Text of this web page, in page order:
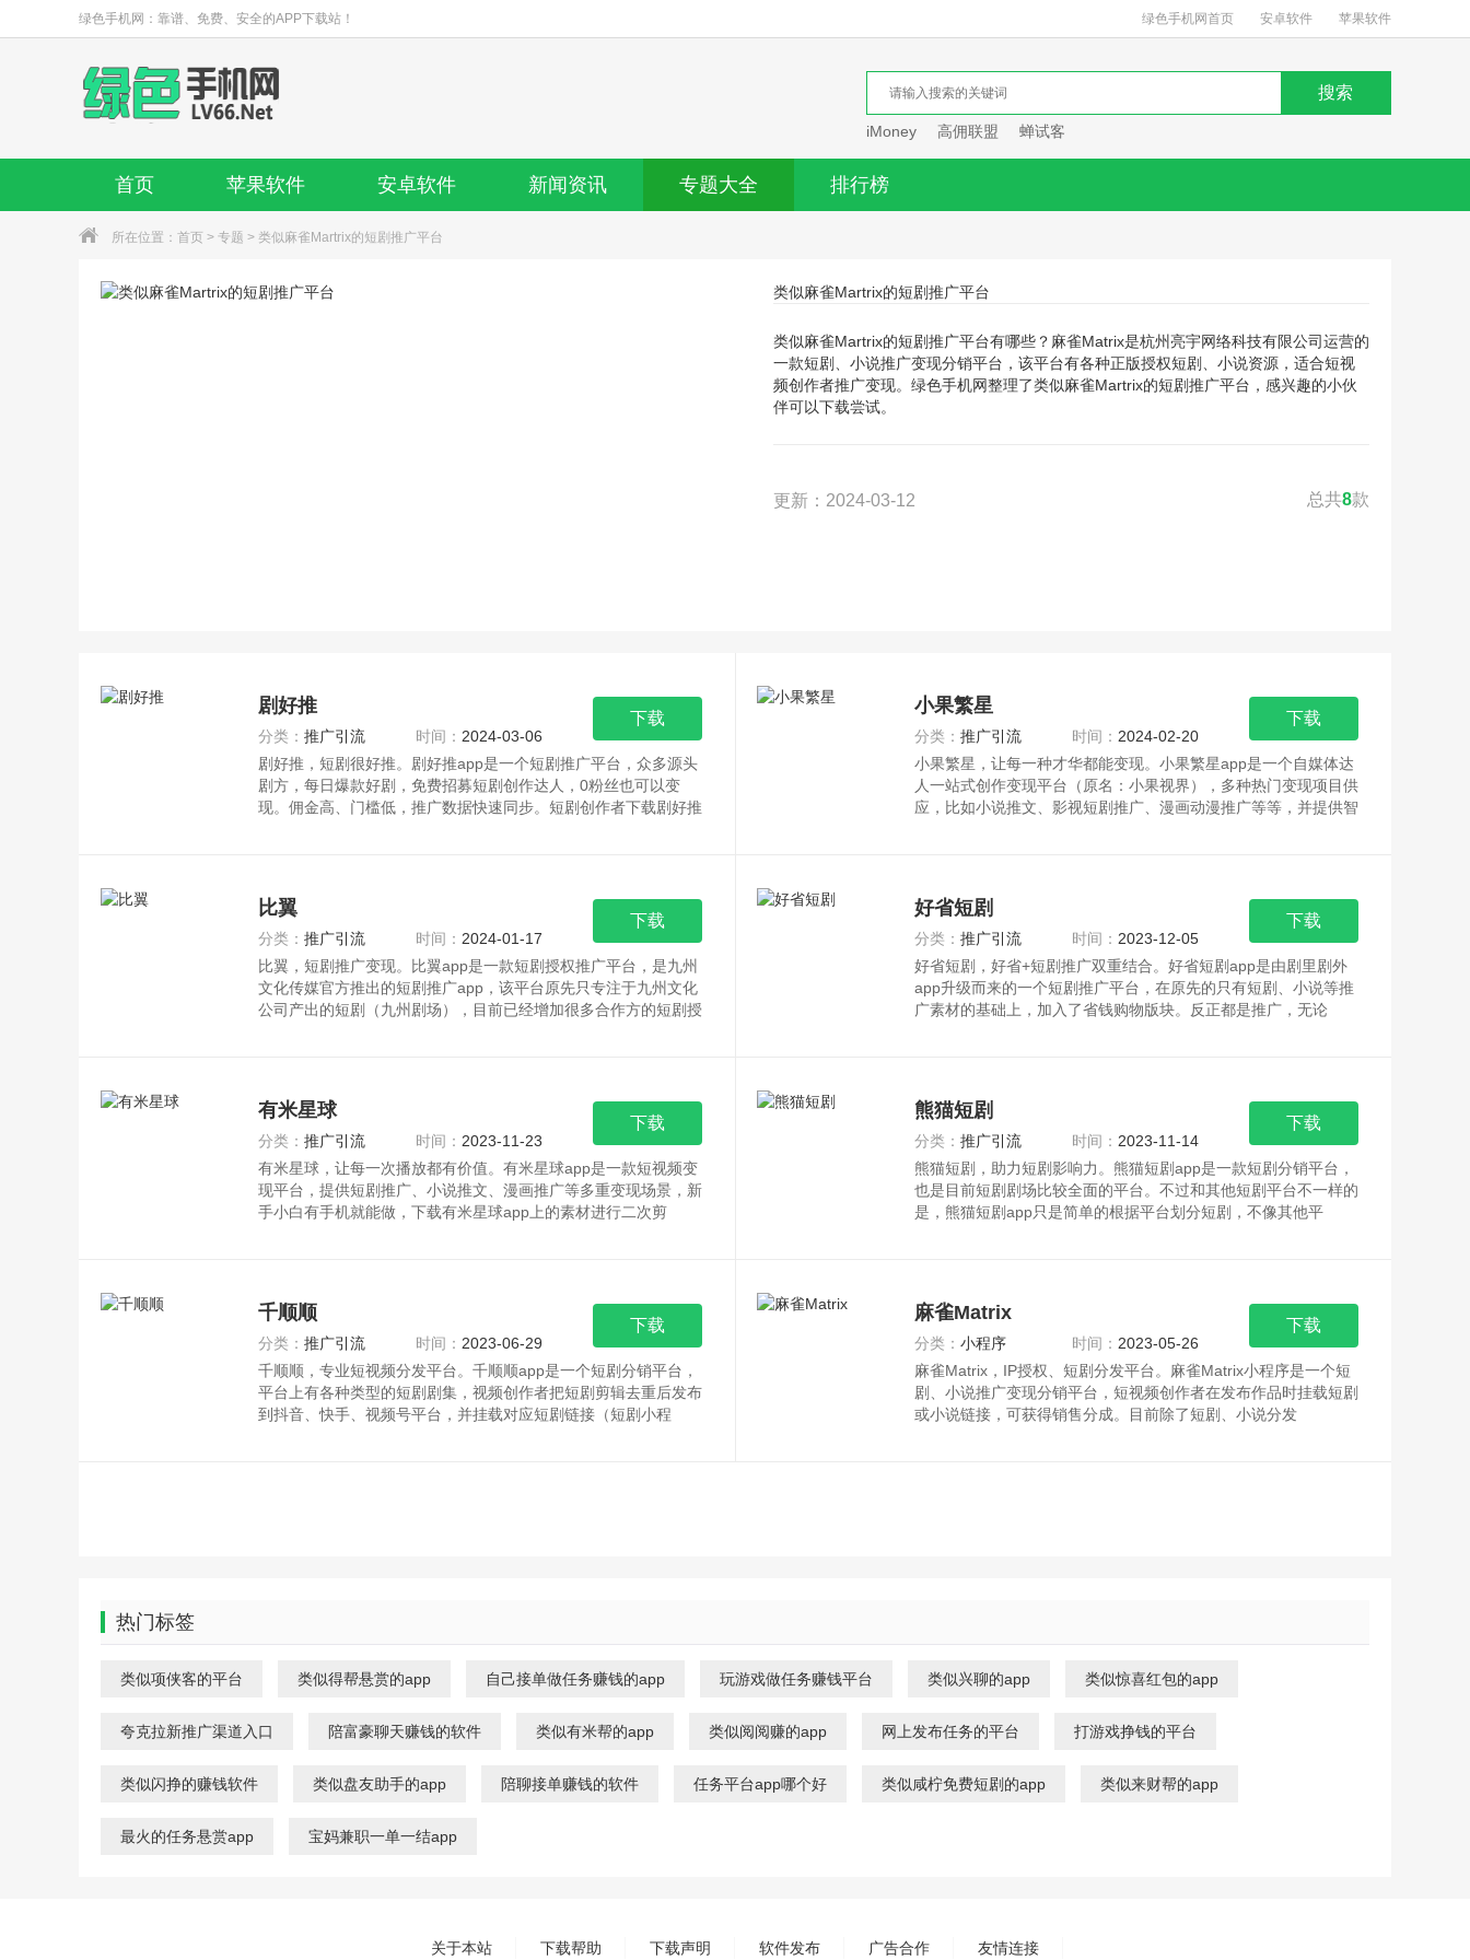
绿色手机网：靠谱、免费、安全的APP下载站！ 绿色手机网首页 安卓软件 苹果软件
iMoney 高佣联盟 蝉试客
首页 苹果软件 安卓软件 新闻资讯 专题大全 排行榜
所在位置： 首页 > 专题 > 类似麻雀Martrix的短剧推广平台
类似麻雀Martrix的短剧推广平台
类似麻雀Martrix的短剧推广平台有哪些？麻雀Matrix是杭州亮宇网络科技有限公司运营的
一款短剧、小说推广变现分销平台，该平台有各种正版授权短剧、小说资源，适合短视
频创作者推广变现。绿色手机网整理了类似麻雀Martrix的短剧推广平台，感兴趣的小伙
伴可以下载尝试。
更新：2024-03-12 总共8款
剧好推
分类： 推广引流 时间： 2024-03-06
剧好推，短剧很好推。剧好推app是一个短剧推广平台，众多源头
剧方，每日爆款好剧，免费招募短剧创作达人，0粉丝也可以变
现。佣金高、门槛低，推广数据快速同步。短剧创作者下载剧好推
下载
小果繁星
分类： 推广引流 时间： 2024-02-20
小果繁星，让每一种才华都能变现。小果繁星app是一个自媒体达
人一站式创作变现平台（原名：小果视界），多种热门变现项目供
应，比如小说推文、影视短剧推广、漫画动漫推广等等，并提供智
下载
比翼
分类： 推广引流 时间： 2024-01-17
比翼，短剧推广变现。比翼app是一款短剧授权推广平台，是九州
文化传媒官方推出的短剧推广app，该平台原先只专注于九州文化
公司产出的短剧（九州剧场），目前已经增加很多合作方的短剧授
下载
好省短剧
分类： 推广引流 时间： 2023-12-05
好省短剧，好省+短剧推广双重结合。好省短剧app是由剧里剧外
app升级而来的一个短剧推广平台，在原先的只有短剧、小说等推
广素材的基础上，加入了省钱购物版块。反正都是推广，无论
下载
有米星球
分类： 推广引流 时间： 2023-11-23
有米星球，让每一次播放都有价值。有米星球app是一款短视频变
现平台，提供短剧推广、小说推文、漫画推广等多重变现场景，新
手小白有手机就能做，下载有米星球app上的素材进行二次剪
下载
熊猫短剧
分类： 推广引流 时间： 2023-11-14
熊猫短剧，助力短剧影响力。熊猫短剧app是一款短剧分销平台，
也是目前短剧剧场比较全面的平台。不过和其他短剧平台不一样的
是，熊猫短剧app只是简单的根据平台划分短剧，不像其他平
下载
千顺顺
分类： 推广引流 时间： 2023-06-29
千顺顺，专业短视频分发平台。千顺顺app是一个短剧分销平台，
平台上有各种类型的短剧剧集，视频创作者把短剧剪辑去重后发布
到抖音、快手、视频号平台，并挂载对应短剧链接（短剧小程
下载
麻雀Matrix
分类： 小程序 时间： 2023-05-26
麻雀Matrix，IP授权、短剧分发平台。麻雀Matrix小程序是一个短
剧、小说推广变现分销平台，短视频创作者在发布作品时挂载短剧
或小说链接，可获得销售分成。目前除了短剧、小说分发
下载
热门标签
类似项侠客的平台 类似得帮悬赏的app 自己接单做任务赚钱的app 玩游戏做任务赚钱平台 类似兴聊的app 类似惊喜红包的app
夸克拉新推广渠道入口 陪富豪聊天赚钱的软件 类似有米帮的app 类似阅阅赚的app 网上发布任务的平台 打游戏挣钱的平台
类似闪挣的赚钱软件 类似盘友助手的app 陪聊接单赚钱的软件 任务平台app哪个好 类似咸柠免费短剧的app 类似来财帮的app
最火的任务悬赏app 宝妈兼职一单一结app
关于本站 下载帮助 下载声明 软件发布 广告合作 友情连接